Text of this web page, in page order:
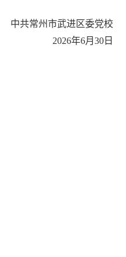
中共常州市武进区委党校
2026年6月 30日